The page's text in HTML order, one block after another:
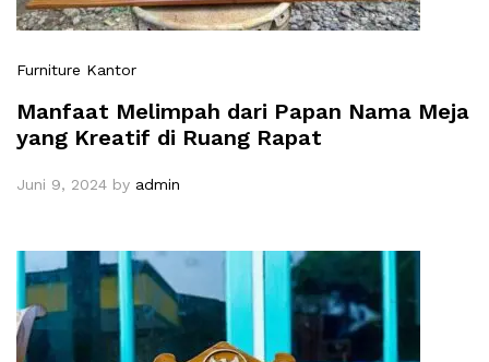
Furniture Kantor
Manfaat Melimpah dari Papan Nama Meja
yang Kreatif di Ruang Rapat
Juni 9, 2024 by admin